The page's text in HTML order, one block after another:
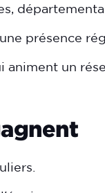
présence
un